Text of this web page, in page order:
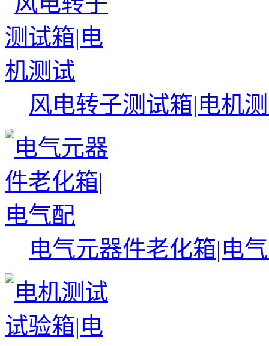
风电转子测试箱|电机
电气元器件老化箱|电